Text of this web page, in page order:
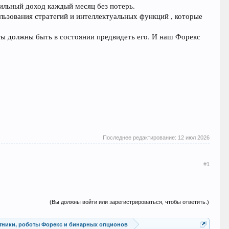
доход каждый месяц без потерь.
стратегий и интеллектуальных функций , которые
должны быть в состоянии предвидеть его. И наш Форекс
Последнее редактирование: 12 июл 2026
#1
(Вы должны войти или зарегистрироваться, чтобы ответить.)
Советники, роботы Форекс и бинарных опционов